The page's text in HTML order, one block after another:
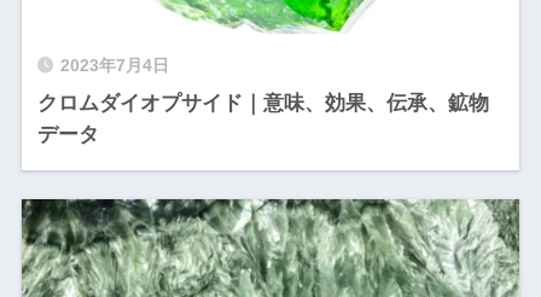
2023年7月4日
クロムダイオプサイド｜意味、効果、伝承、鉱物
データ